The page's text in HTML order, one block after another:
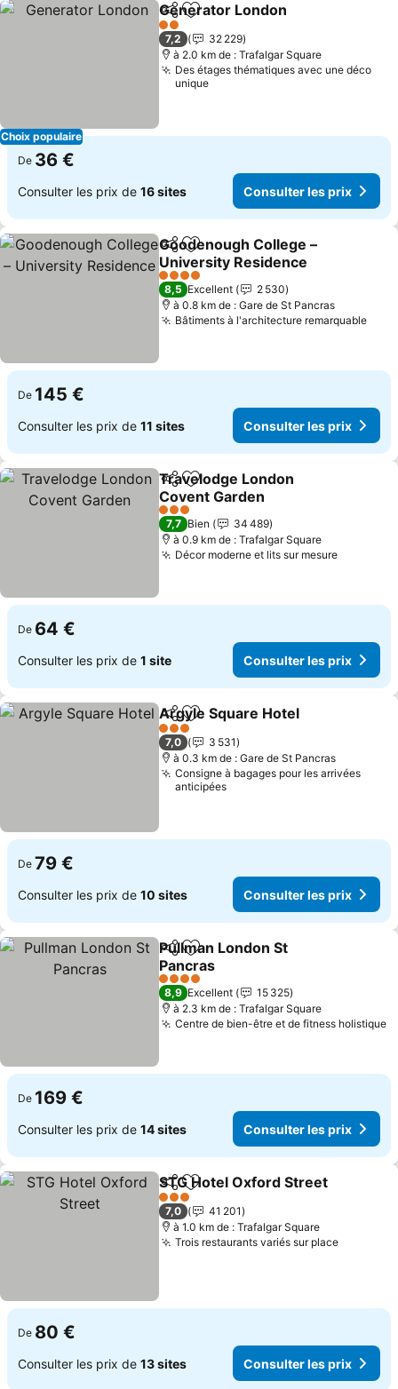
Choix populaire
PartagerAjouter à mes favoris
Generator London
2 Étoiles
7,2
32 229
à 2.0 km de : Trafalgar Square
Des étages thématiques avec une déco
unique
De 36 €
Consulter les prix de 16 sites Consulter les prix
PartagerAjouter à mes favoris
Goodenough College –
University Residence
Consulter les prix
4 Étoiles
8,5 Excellent
2 530
à 0.8 km de : Gare de St Pancras
Bâtiments à l'architecture remarquable
De 145 €
Consulter les prix de 11 sites Consulter les prix
PartagerAjouter à mes favoris
Travelodge London
Covent Garden
Consulter les prix
3 Étoiles
7,7 Bien
34 489
à 0.9 km de : Trafalgar Square
Décor moderne et lits sur mesure
De 64 €
Consulter les prix de 1 site Consulter les prix
PartagerAjouter à mes favoris
Argyle Square Hotel
3 Étoiles
7,0
3 531
à 0.3 km de : Gare de St Pancras
Consigne à bagages pour les arrivées
anticipées
De 79 €
Consulter les prix de 10 sites Consulter les prix
PartagerAjouter à mes favoris
Pullman London St
Pancras
Consulter les prix
4 Étoiles
8,9 Excellent
15 325
à 2.3 km de : Trafalgar Square
Centre de bien-être et de fitness holistique
De 169 €
Consulter les prix de 14 sites Consulter les prix
PartagerAjouter à mes favoris
STG Hotel Oxford Street
3 Étoiles
7,0
41 201
à 1.0 km de : Trafalgar Square
Trois restaurants variés sur place
De 80 €
Consulter les prix de 13 sites Consulter les prix